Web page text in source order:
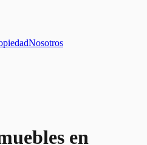
Nosotros
en